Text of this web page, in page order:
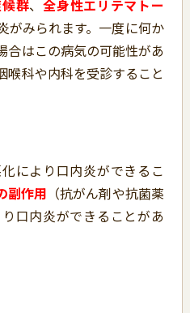
群、全身性エリテマトー
がみられます。一度に何か
合はこの病気の可能性があ
喉科や内科を受診すること
により口内炎ができるこ
副作用 （抗がん剤や抗菌薬
り口内炎ができることがあ